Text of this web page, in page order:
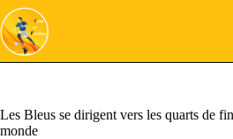
Passer
au
contenu
Les Bleus se dirigent vers les quarts de
monde